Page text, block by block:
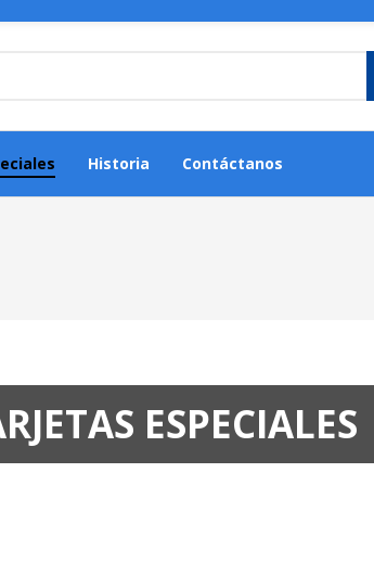
Historia Contáctanos
ESPECIALES